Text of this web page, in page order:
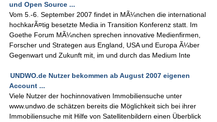
und Open Source ...
Vom 5.-6. September 2007 findet in MÃ¼nchen die international
hochkarÃ¤tig besetzte Media in Transition Konferenz statt. Im
Goethe Forum MÃ¼nchen sprechen innovative Medienfirmen,
Forscher und Strategen aus England, USA und Europa Ã¼ber
Gegenwart und Zukunft mit, im und durch das Medium Inte
UNDWO.de Nutzer bekommen ab August 2007 eigenen
Account ...
Viele Nutzer der hochinnovativen Immobiliensuche unter
www.undwo.de schätzen bereits die Möglichkeit sich bei ihrer
Immobiliensuche mit Hilfe von Satellitenbildern einen Überblick